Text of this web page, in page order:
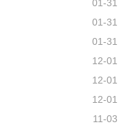
01-31
01-31
01-31
12-01
12-01
12-01
11-03